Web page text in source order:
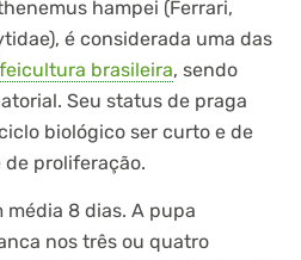
hampei (Ferrari,
é considerada uma das
brasileira, sendo
Seu status de praga
biológico ser curto e de
proliferação.
8 dias. A pupa
nos três ou quatro